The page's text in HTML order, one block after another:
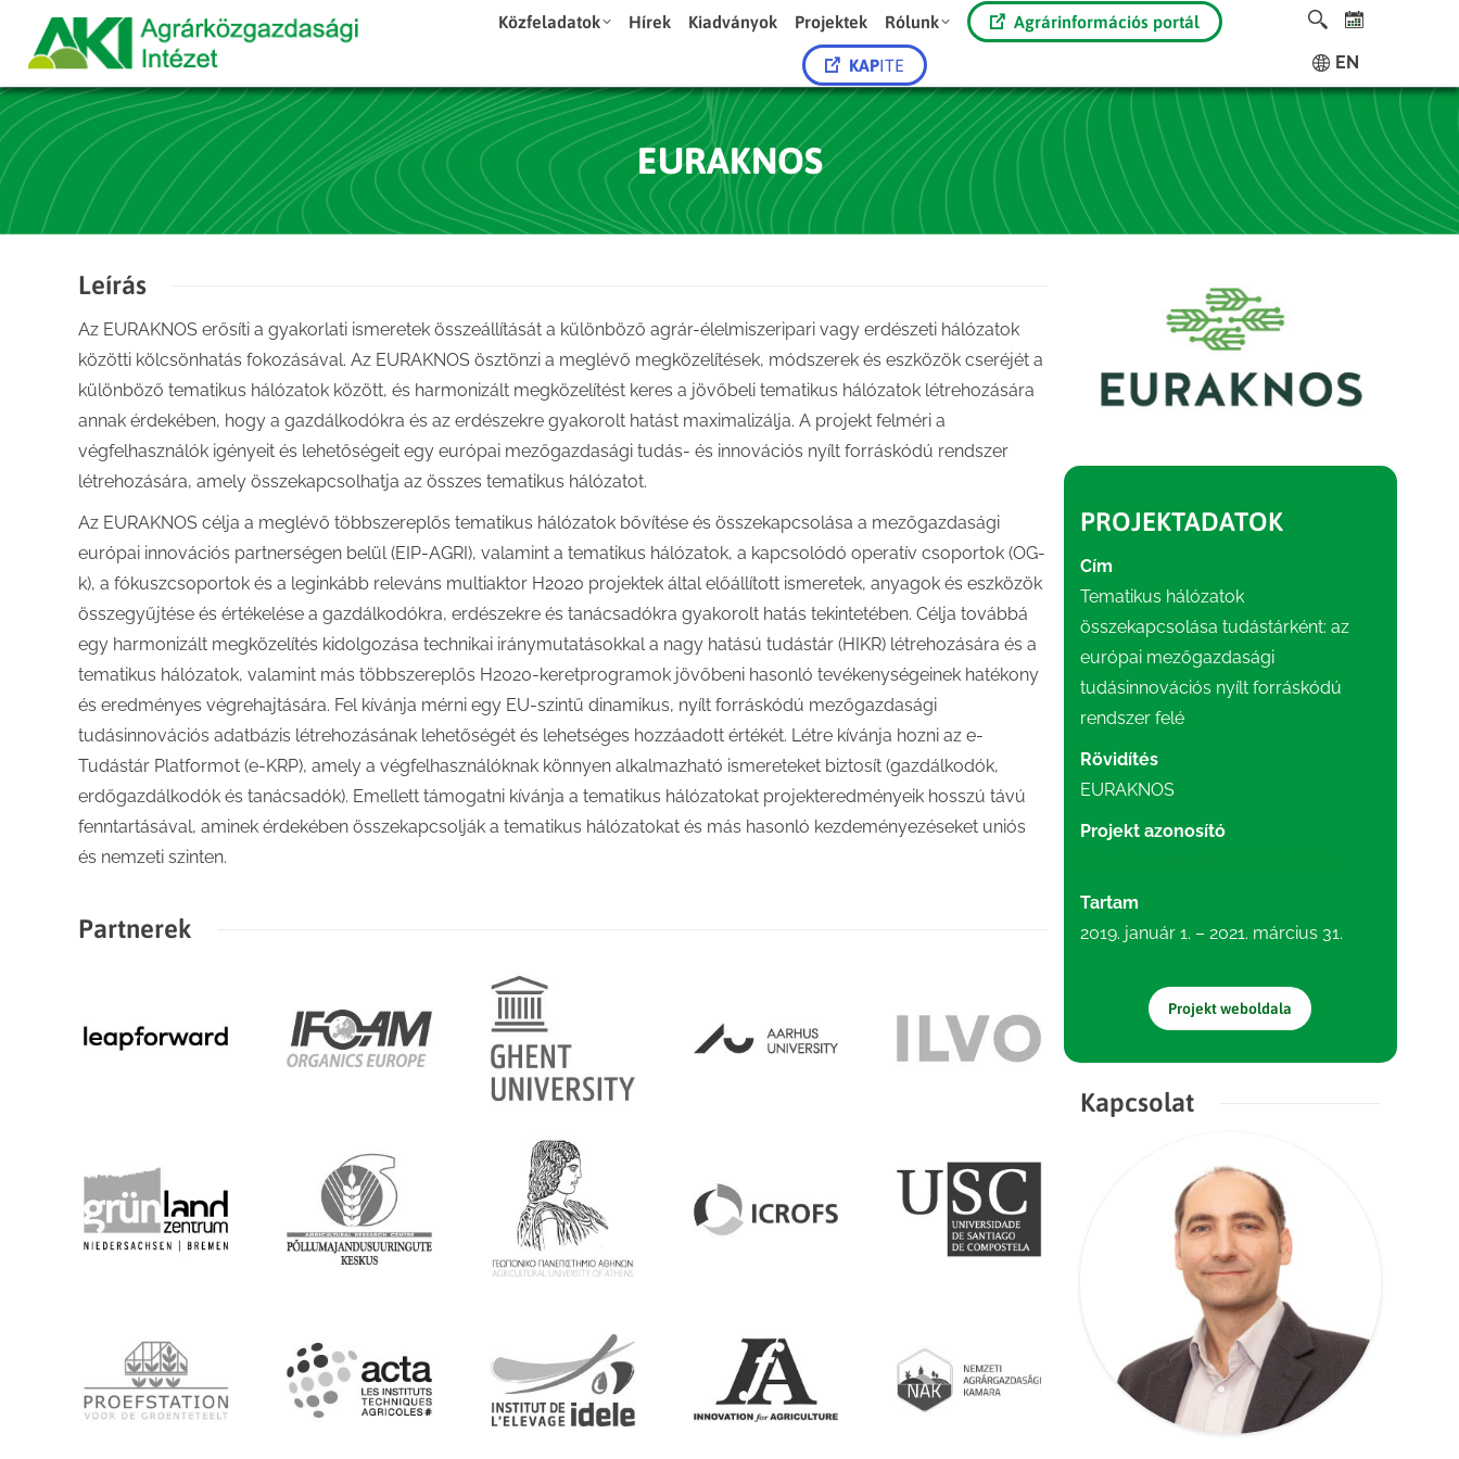
Közfeladatok Hírek Kiadványok Projektek Rólunk Agrárinformációs portál
KAPITE EN
EURAKNOS
Leírás
Az EURAKNOS erősíti a gyakorlati ismeretek összeállítását a különböző agrár-élelmiszeripari vagy erdészeti hálózatok
közötti kölcsönhatás fokozásával. Az EURAKNOS ösztönzi a meglévő megközelítések, módszerek és eszközök cseréjét a
különböző tematikus hálózatok között, és harmonizált megközelítést keres a jövőbeli tematikus hálózatok létrehozására
annak érdekében, hogy a gazdálkodókra és az erdészekre gyakorolt hatást maximalizálja. A projekt felméri a
végfelhasználók igényeit és lehetőségeit egy európai mezőgazdasági tudás- és innovációs nyílt forráskódú rendszer
létrehozására, amely összekapcsolhatja az összes tematikus hálózatot.
Az EURAKNOS célja a meglévő többszereplős tematikus hálózatok bővítése és összekapcsolása a mezőgazdasági
európai innovációs partnerségen belül (EIP-AGRI), valamint a tematikus hálózatok, a kapcsolódó operatív csoportok (OG-
k), a fókuszcsoportok és a leginkább releváns multiaktor H2020 projektek által előállított ismeretek, anyagok és eszközök
összegyűjtése és értékelése a gazdálkodókra, erdészekre és tanácsadókra gyakorolt hatás tekintetében. Célja továbbá
egy harmonizált megközelítés kidolgozása technikai iránymutatásokkal a nagy hatású tudástár (HIKR) létrehozására és a
tematikus hálózatok, valamint más többszereplős H2020-keretprogramok jövőbeni hasonló tevékenységeinek hatékony
és eredményes végrehajtására. Fel kívánja mérni egy EU-szintű dinamikus, nyílt forráskódú mezőgazdasági
tudásinnovációs adatbázis létrehozásának lehetőségét és lehetséges hozzáadott értékét. Létre kívánja hozni az e-
Tudástár Platformot (e-KRP), amely a végfelhasználóknak könnyen alkalmazható ismereteket biztosít (gazdálkodók,
erdőgazdálkodók és tanácsadók). Emellett támogatni kívánja a tematikus hálózatokat projekteredményeik hosszú távú
fenntartásával, aminek érdekében összekapcsolják a tematikus hálózatokat és más hasonló kezdeményezéseket uniós
és nemzeti szinten.
Partnerek
PROJEKTADATOK
Cím
Tematikus hálózatok
összekapcsolása tudástárként: az
európai mezőgazdasági
tudásinnovációs nyílt forráskódú
rendszer felé
Rövidítés
EURAKNOS
Projekt azonosító
Tartam
2019. január 1. – 2021. március 31.
Projekt weboldala
Kapcsolat